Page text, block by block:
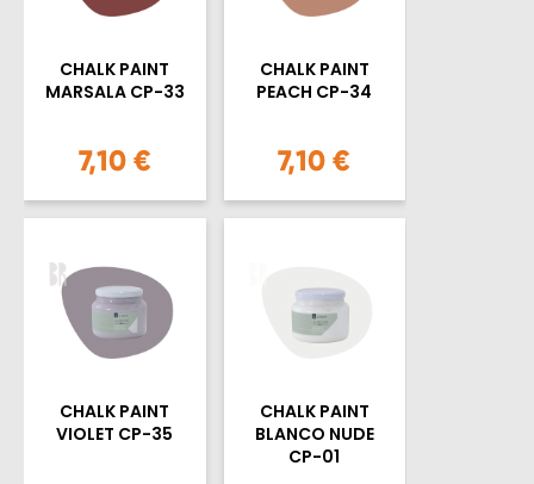
CHALK PAINT
MARSALA CP-33
7,10 €
CHALK PAINT
PEACH CP-34
7,10 €
CHALK PAINT
VIOLET CP-35
CHALK PAINT
BLANCO NUDE
CP-01